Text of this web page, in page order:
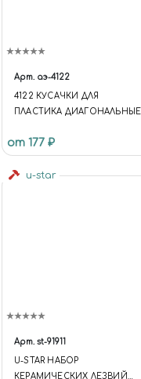
Арт. аэ-4122
4122 КУСАЧКИ ДЛЯ
ПЛАСТИКА ДИАГОНАЛЬНЫЕ
от 177 ₽
u-star
Арт. st-91911
U-STAR НАБОР
КЕРАМИЧЕСКИХ ЛЕЗВИЙ